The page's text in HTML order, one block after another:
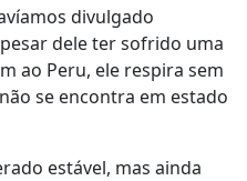
divulgado
dele ter sofrido uma
ao Peru, ele respira sem
se encontra em estado
estável, mas ainda